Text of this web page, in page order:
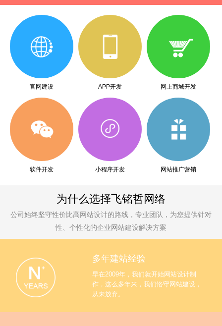
官网建设 APP开发 网上商城开发
软件开发 小程序开发 网站推广营销
为什么选择飞铭哲网络
公司始终坚守性价比高网站设计的路线，专业团队，为您提供针对
性、个性化的企业网站建设解决方案
多年建站经验
早在2009年，我们就开始网站设计制
作，这么多年来，我们恪守网站建设，
从未放弃。